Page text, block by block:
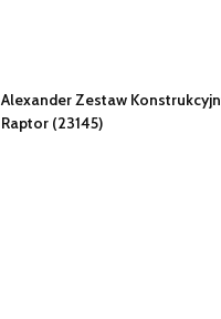
Alexander Zestaw
Raptor (23145)